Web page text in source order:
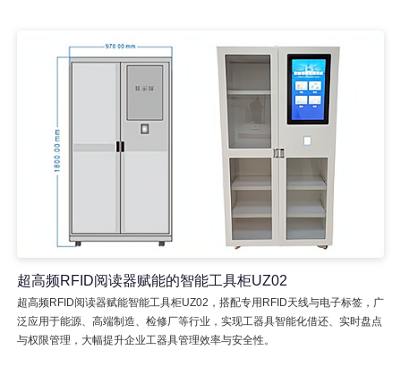
超高频RFID阅读器赋能的智能工具柜UZ02
超高频RFID阅读器赋能智能工具柜UZ02，搭配专用RFID天线与电子标签，广
泛应用于能源、高端制造、检修厂等行业，实现工器具智能化借还、实时盘点
与权限管理，大幅提升企业工器具管理效率与安全性。